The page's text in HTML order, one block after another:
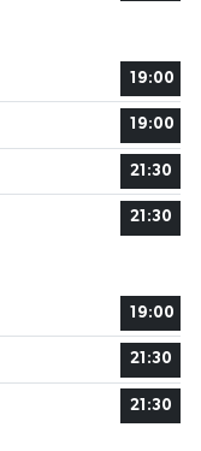
19:00
19:00
21:30
21:30
19:00
21:30
21:30